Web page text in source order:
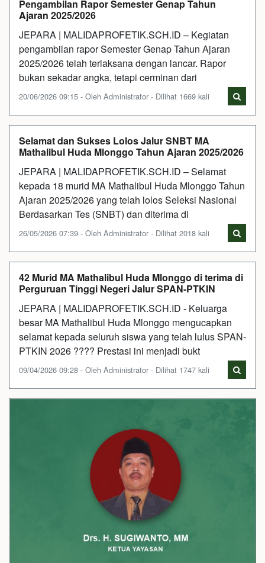
Pengambilan Rapor Semester Genap Tahun
Ajaran 2025/2026
JEPARA | MALIDAPROFETIK.SCH.ID – Kegiatan
pengambilan rapor Semester Genap Tahun Ajaran
2025/2026 telah terlaksana dengan lancar. Rapor
bukan sekadar angka, tetapi cerminan dari
20/06/2026 09:15 - Oleh Administrator - Dilihat 1669 kali
Selamat dan Sukses Lolos Jalur SNBT MA
Mathalibul Huda Mlonggo Tahun Ajaran 2025/2026
JEPARA | MALIDAPROFETIK.SCH.ID – Selamat
kepada 18 murid MA Mathalibul Huda Mlonggo Tahun
Ajaran 2025/2026 yang telah lolos Seleksi Nasional
Berdasarkan Tes (SNBT) dan diterima di
26/05/2026 07:39 - Oleh Administrator - Dilihat 2018 kali
42 Murid MA Mathalibul Huda Mlonggo di terima di
Perguruan Tinggi Negeri Jalur SPAN-PTKIN
JEPARA | MALIDAPROFETIK.SCH.ID - Keluarga
besar MA Mathalibul Huda Mlonggo mengucapkan
selamat kepada seluruh siswa yang telah lulus SPAN-
PTKIN 2026 ???? Prestasi ini menjadi bukt
09/04/2026 09:28 - Oleh Administrator - Dilihat 1747 kali